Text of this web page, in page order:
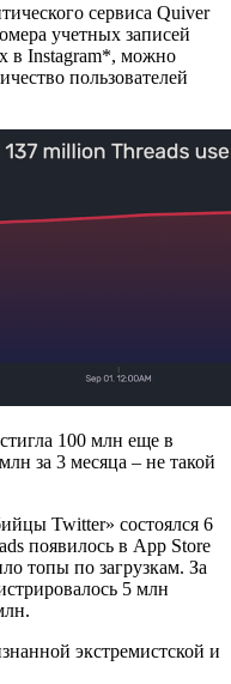
сервиса Quiver
учетных записей
в Instagram*, можно
пользователей
100 млн еще в
за 3 месяца – не такой
Twitter» состоялся 6
появилось в App Store
топы по загрузкам. За
5 млн
экстремистской и